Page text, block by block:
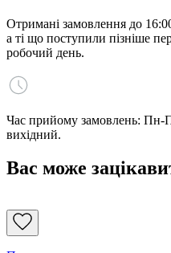
Отримані замовлення до
а ті що поступили пізніше
робочий день.
Час прийому замовлень: Пн-
вихідний.
Вас може